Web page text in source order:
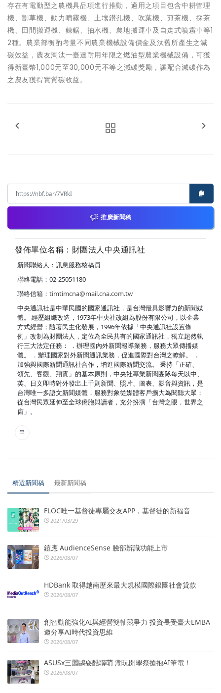
存在有電動型之農機具品項進行推動，適用之項目包含中耕管理
機、割草機、動力噴霧機、土壤鑽孔機、吹葉機、剪茶機、採茶
機、田間搬運機、鍊鋸、抽水機、農地搬運車及自走式噴霧車等1
2種。農業部衡酌考量不同農業機械設備價金及汰舊所產生之減
碳效益，農友淘汰一臺達耐用年限之燃油型農業機械設備，可獲
得新臺幣1,000元至30,000元不等之減碳獎勵，讓配合減碳作為
之農友獲得實質碳收益。
推廣新聞稿
發佈單位名稱：財團法人中央通訊社
新聞聯絡人：訊息服務核稿員
聯絡電話：02-25051180
聯絡信箱： timtimcna@mail.cna.com.tw
中央通訊社是中華民國的國家通訊社，是台灣最具影響力的新聞媒
體。 經歷組織改造，1973年中央社改組為股份有限公司，以企業
方式經營；隨著民主化發展，1996年依據「中央通訊社設置條
例」改制為財團法人，定位為全民共有的國家通訊社，獨立超然執
行三大法定任務： ．辦理國內外新聞報導業務，服務大眾傳播媒
體。 ．辦理國家對外新聞通訊業務，促進國際對台灣之瞭解。 ．
加強與國際新聞通訊社合作，增進國際新聞交流。 秉持「正確、
領先、客觀、翔實」的基本原則，中央社專業新聞團隊每天以中、
英、日文即時對外發出上千則新聞、照片、圖表、影音與資訊，是
台灣唯一多語文新聞媒體，服務對象從媒體客戶擴大為閱聽大眾；
從台灣民眾延伸至全球僑胞與讀者，充分扮演「台灣之眼，世界之
窗」。
精選新聞稿 最新新聞稿
FLOC唯一基督徒專屬交友APP，基督徒的新福音
2021/03/29
鎧應 AudienceSense 臉部辨識功能上市
2026/08/07
HDBank 取得越南歷來最大規模國際銀團社會貸款
2026/08/07
創智動能強化AI與經營雙軸競爭力 投資長受臺大EMBA
邀分享AI時代投資思維
2026/08/07
ASUSx三麗鷗耍酷聯萌 潮玩開學祭搶抱AI筆電！
2026/08/07